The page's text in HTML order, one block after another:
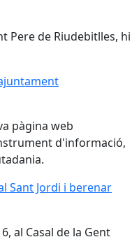
Pere de Riudebitlles, hi
pàgina web
d'informació,
Sant Jordi i berenar
Sant Jordi i berenar
al Casal de la Gent